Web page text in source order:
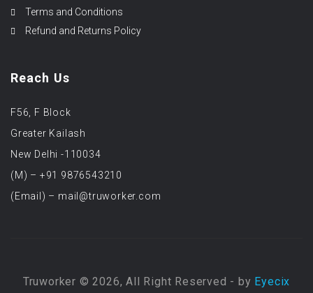
Terms and Conditions
Refund and Returns Policy
Reach Us
F56, F Block
Greater Kailash
New Delhi -110034
(M) – +91 9876543210
(Email) – mail@truworker.com
Truworker © 2026, All Right Reserved - by Eyecix